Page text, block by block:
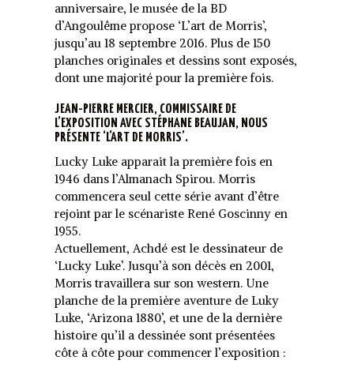
anniversaire, le musée de la BD
d’Angoulême propose ‘L’art de Morris’,
jusqu’au 18 septembre 2016. Plus de 150
planches originales et dessins sont exposés,
dont une majorité pour la première fois.
JEAN-PIERRE MERCIER, COMMISSAIRE DE
L’EXPOSITION AVEC STÉPHANE BEAUJAN, NOUS
PRÉSENTE ‘L’ART DE MORRIS’.
Lucky Luke apparait la première fois en
1946 dans l’Almanach Spirou. Morris
commencera seul cette série avant d’être
rejoint par le scénariste René Goscinny en
1955.
Actuellement, Achdé est le dessinateur de
‘Lucky Luke’. Jusqu’à son décès en 2001,
Morris travaillera sur son western. Une
planche de la première aventure de Luky
Luke, ‘Arizona 1880’, et une de la dernière
histoire qu’il a dessinée sont présentées
côte à côte pour commencer l’exposition :